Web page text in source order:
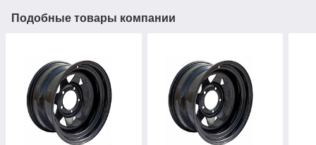
Подобные товары компании